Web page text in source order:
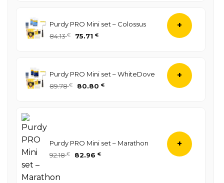
Purdy PRO Mini set – Colossus
84.13€
Izvorna
84.13 €.
75.71 €Trenutna
+
Purdy PRO Mini set – WhiteDove
89.78€
Izvorna
80.80 €Trenutna
+
Purdy PRO Mini set – Marathon
92.18€
Izvorna
82.96 €Trenutna
+